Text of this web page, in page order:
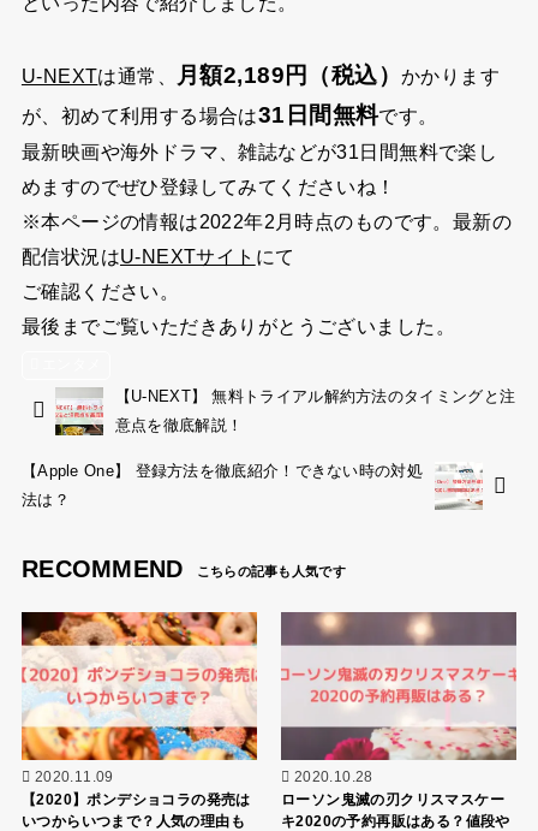
U-NEXTは通常、 月額2,189円（税込） かかります
が、初めて利用する場合は31日間無料です。
最新映画や海外ドラマ、雑誌などが31日間無料で楽し
めますのでぜひ登録してみてくださいね！
※本ページの情報は2022年2月時点のものです。最新の
配信状況はU-NEXTサイト にて
ご確認ください。
最後までご覧いただきありがとうございました。
【U-NEXT】 無料トライアル解約方法のタイミングと注
意点を徹底解説！
【Apple One】 登録方法を徹底紹介！できない時の対処
法は？
RECOMMEND
2020.11.09
【2020】ポンデショコラの発売は
いつからいつまで？人気の理由も
2020.10.28
ローソン鬼滅の刃クリスマスケー
キ2020の予約再販はある？値段や